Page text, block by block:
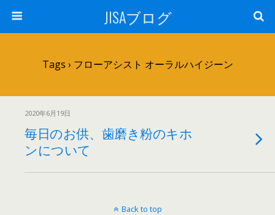
JISAブログ
Tags › フローアシスト オーラルハイジーン
2020年6月19日
毎日のお供、歯磨き粉のキホ
ンについて
Back to top